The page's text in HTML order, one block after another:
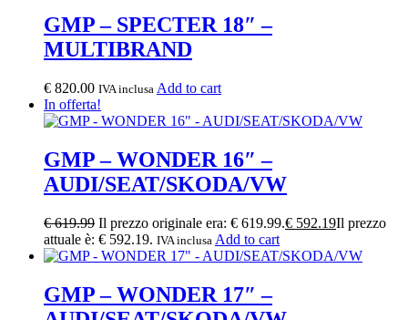
GMP – SPECTER 18″ –
MULTIBRAND
€ 820.00 IVA inclusa Add to cart
In offerta!
GMP – WONDER 16″ –
AUDI/SEAT/SKODA/VW
€619.99 Il prezzo originale era: € 619.99.€ 592.19Il prezzo
attuale è: € 592.19. IVA inclusa Add to cart
GMP – WONDER 17″ –